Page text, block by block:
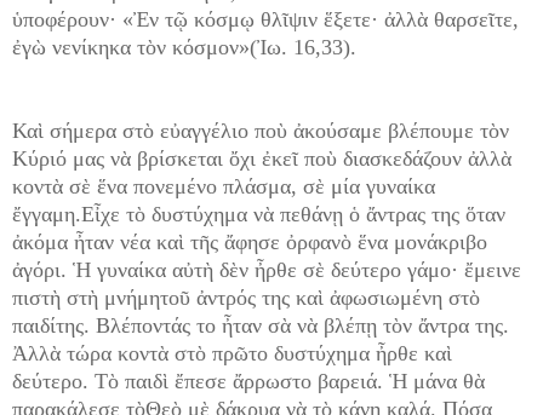
ὑποφέρουν· «Ἐν τῷ κόσμῳ θλῖψιν ἕξετε· ἀλλὰ θαρσεῖτε,
ἐγὼ νενίκηκα τὸν κόσμον»(Ἰω. 16,33).
Καὶ σήμερα στὸ εὐαγγέλιο ποὺ ἀκούσαμε βλέπουμε τὸν
Κύριό μας νὰ βρίσκεται ὄχι ἐκεῖ ποὺ διασκεδάζουν ἀλλὰ
κοντὰ σὲ ἕνα πονεμένο πλάσμα, σὲ μία γυναίκα
ἔγγαμη.Εἶχε τὸ δυστύχημα νὰ πεθάνῃ ὁ ἄντρας της ὅταν
ἀκόμα ἦταν νέα καὶ τῆς ἄφησε ὀρφανὸ ἕνα μονάκριβο
ἀγόρι. Ἡ γυναίκα αὐτὴ δὲν ἦρθε σὲ δεύτερο γάμο· ἔμεινε
πιστὴ στὴ μνήμητοῦ ἀντρός της καὶ ἀφωσιωμένη στὸ
παιδίτης. Βλέποντάς το ἦταν σὰ νὰ βλέπῃ τὸν ἄντρα της.
Ἀλλὰ τώρα κοντὰ στὸ πρῶτο δυστύχημα ἦρθε καὶ
δεύτερο. Τὸ παιδὶ ἔπεσε ἄρρωστο βαρειά. Ἡ μάνα θὰ
παρακάλεσε τὸΘεὸ μὲ δάκρυα νὰ τὸ κάνῃ καλά. Πόσα